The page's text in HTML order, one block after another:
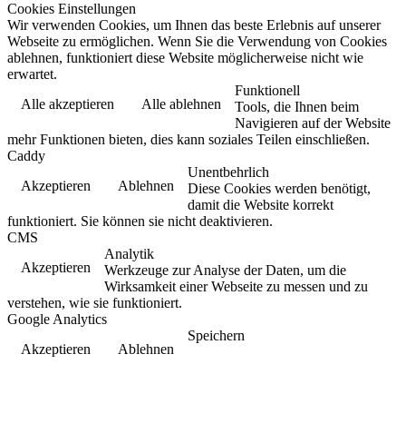
Cookies Einstellungen
Wir verwenden Cookies, um Ihnen das beste Erlebnis auf unserer
Webseite zu ermöglichen. Wenn Sie die Verwendung von Cookies
ablehnen, funktioniert diese Website möglicherweise nicht wie
erwartet.
Alle akzeptieren
Alle ablehnen
Funktionell
Tools, die Ihnen beim
Navigieren auf der Website
mehr Funktionen bieten, dies kann soziales Teilen einschließen.
Caddy
Akzeptieren
Ablehnen
Unentbehrlich
Diese Cookies werden benötigt,
damit die Website korrekt
funktioniert. Sie können sie nicht deaktivieren.
CMS
Akzeptieren
Analytik
Werkzeuge zur Analyse der Daten, um die
Wirksamkeit einer Webseite zu messen und zu
verstehen, wie sie funktioniert.
Google Analytics
Akzeptieren
Ablehnen
Speichern